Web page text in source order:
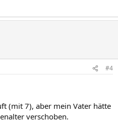
#4
(mit 7), aber mein Vater hätte
verschoben.